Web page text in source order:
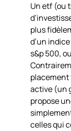
Un etf (ou
plus
d’un
s&p 500,
active (un
propose
celles qui